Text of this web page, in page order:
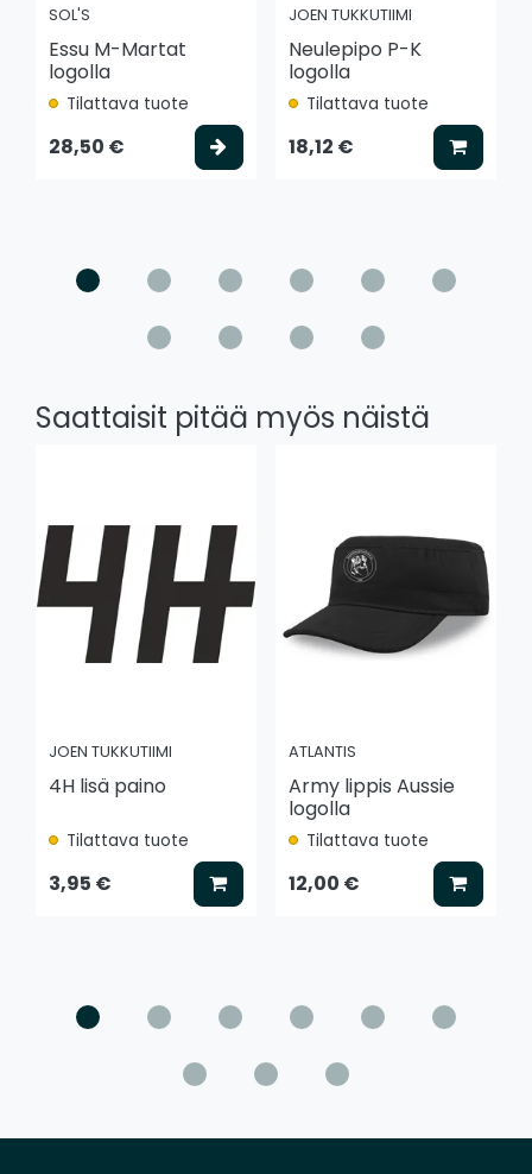
SOL'S
Essu M-Martat
logolla
Tilattava tuote
28,50 € Valitse vaihtoehto
JOEN TUKKUTIIMI
Neulepipo P-K
logolla
Tilattava tuote
18,12 € Lisää
Saattaisit pitää myös näistä
JOEN TUKKUTIIMI
4H lisä paino
Tilattava tuote
3,95 € Lisää koriin
ATLANTIS
Army lippis Aussie
logolla
Tilattava tuote
12,00 € Lisää